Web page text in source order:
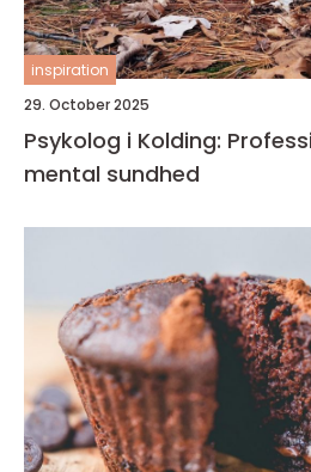
inspiration
29. October 2025
Psykolog i Kolding:
mental sundhed